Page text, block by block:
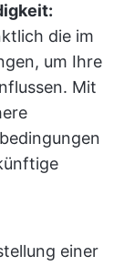
die im
um Ihre
Mit
einer